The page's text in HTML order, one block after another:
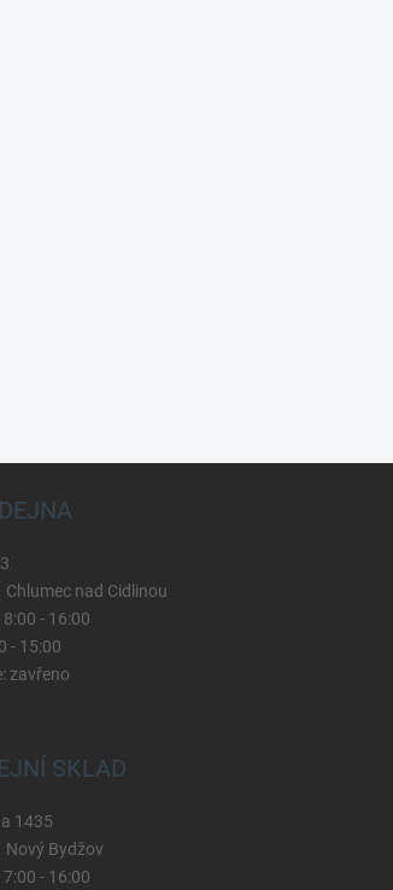
Chlumec nad Cidlinou
8:00 - 16:00
- 15:00
zavřeno
SKLAD
1435
Nový Bydžov
7:00 - 16:00